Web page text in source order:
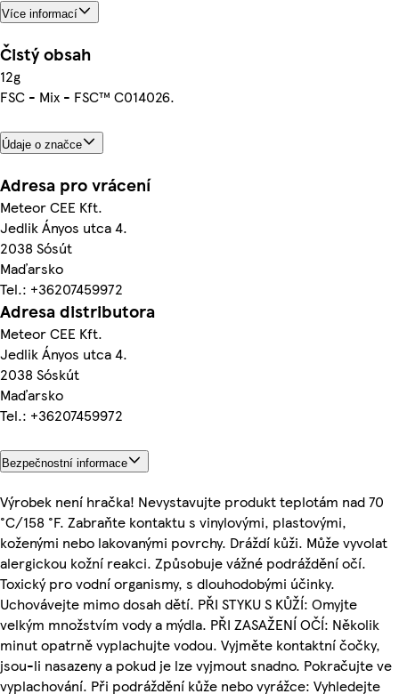
Více informací
Čistý obsah
12g
FSC - Mix - FSC™ C014026.
Údaje o značce
Adresa pro vrácení
Meteor CEE Kft.
Jedlik Ányos utca 4.
2038 Sósút
Maďarsko
Tel.: +36207459972
Adresa distributora
Meteor CEE Kft.
Jedlik Ányos utca 4.
2038 Sóskút
Maďarsko
Tel.: +36207459972
Bezpečnostní informace
Výrobek není hračka! Nevystavujte produkt teplotám nad 70
°C/158 °F. Zabraňte kontaktu s vinylovými, plastovými,
koženými nebo lakovanými povrchy. Dráždí kůži. Může vyvolat
alergickou kožní reakci. Způsobuje vážné podráždění očí.
Toxický pro vodní organismy, s dlouhodobými účinky.
Uchovávejte mimo dosah dětí. PŘI STYKU S KŮŽÍ: Omyjte
velkým množstvím vody a mýdla. PŘI ZASAŽENÍ OČÍ: Několik
minut opatrně vyplachujte vodou. Vyjměte kontaktní čočky,
jsou-li nasazeny a pokud je lze vyjmout snadno. Pokračujte ve
vyplachování. Při podráždění kůže nebo vyrážce: Vyhledejte